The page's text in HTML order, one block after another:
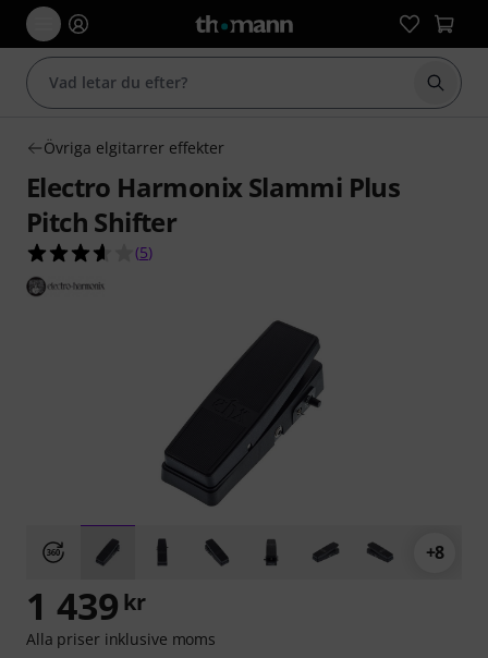
Börja
Övriga elgitarrer effekter
Electro Harmonix Slammi Plus
Pitch Shifter
3.6 av 5 stjärnor från 5 kundbetyg
(5)
+8
1 439 kr
Alla priser inklusive moms